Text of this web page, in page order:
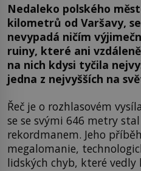
Nedaleko polského
kilometrů od Varšavy,
nevypadá ničím
ruiny, které ani
na nich kdysi tyčila
jedna z nejvyšších na
Řeč je o rozhlasovém
se se svými 646 metry
rekordmanem. Jeho
megalomanie,
lidských chyb, které